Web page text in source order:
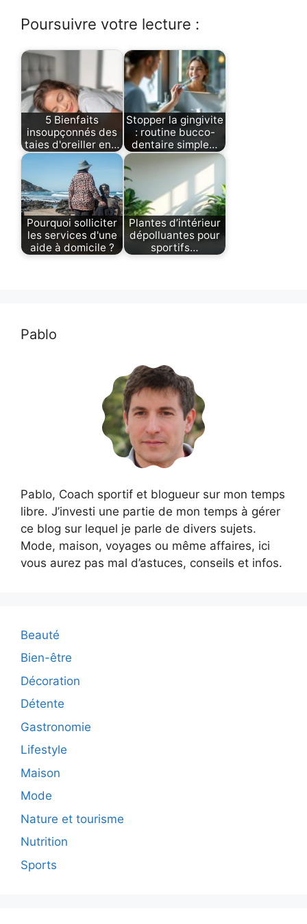
Poursuivre votre lecture :
5 Bienfaits
insoupçonnés des
taies d'oreiller en…
Stopper la gingivite
: routine bucco-
dentaire simple…
Pourquoi solliciter
les services d'une
aide à domicile ?
Plantes d’intérieur
dépolluantes pour
sportifs…
Pablo
Pablo, Coach sportif et blogueur sur mon temps
libre. J’investi une partie de mon temps à gérer
ce blog sur lequel je parle de divers sujets.
Mode, maison, voyages ou même affaires, ici
vous aurez pas mal d’astuces, conseils et infos.
Beauté
Bien-être
Décoration
Détente
Gastronomie
Lifestyle
Maison
Mode
Nature et tourisme
Nutrition
Sports